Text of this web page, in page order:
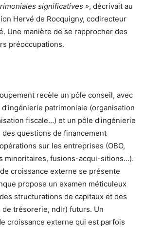
significatives », décrivait au
Hervé de Rocquigny, codirecteur
Une manière de se rapprocher des
préoccupations.
recèle un pôle conseil, avec
patrimoniale (organisation
fiscale…) et un pôle d’ingénierie
questions de financement
sur les entreprises (OBO,
minoritaires, fusions-acqui-sitions…).
croissance externe se présente
propose un examen méticuleux
structurations de capitaux et des
trésorerie, ndlr) futurs. Un
croissance externe qui est parfois